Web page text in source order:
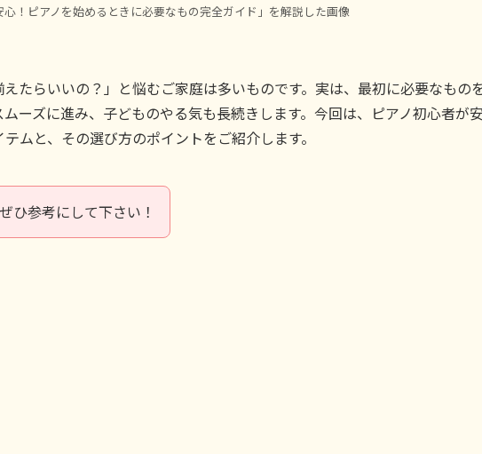
心！ピアノを始めるときに必要なもの完全ガイド」を解説した画像
たらいいの？」と悩むご家庭は多いものです。実は、最初に必要なもの
ーズに進み、子どものやる気も長続きします。今回は、ピアノ初心者が
ムと、その選び方のポイントをご紹介します。
ひ参考にして下さい！